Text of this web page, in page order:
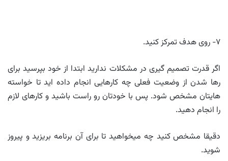
۷- روی هدف تمرکز کنید.
اگر قدرت تصمیم گیری در مشکلات ندارید ابتدا از خود بپرسید برای
رها شدن از وضعیت فعلی چه کارهایی انجام داده اید تا خواسته
هایتان مشخص شود. پس با خودتان رو راست باشید و کارهای لازم
را انجام دهید.
دقیقا مشخص کنید چه میخواهید تا برای آن برنامه بریزید و پیروز
شوید.